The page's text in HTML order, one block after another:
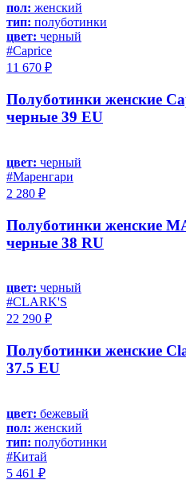
пол: женский
тип: полуботинки
цвет: черный
#Caprice
11 670 ₽
Полуботинки женские
черные 39 EU
цвет: черный
#Маренгари
2 280 ₽
Полуботинки женские
черные 38 RU
цвет: черный
#CLARK'S
22 290 ₽
Полуботинки женские
37.5 EU
цвет: бежевый
пол: женский
тип: полуботинки
#Китай
5 461 ₽